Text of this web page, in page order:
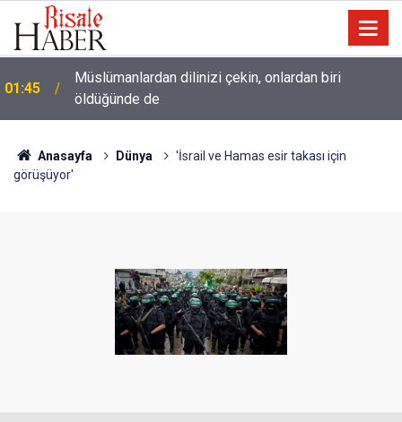
01:45
Müslümanlardan dilinizi çekin, onlardan biri
öldüğünde de
Anasayfa Dünya
'İsrail ve Hamas esir takası için
görüşüyor'